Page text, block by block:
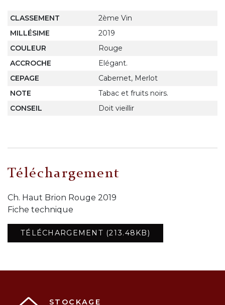
CLASSEMENT
2ème Vin
MILLÉSIME
2019
COULEUR
Rouge
ACCROCHE
Elégant.
CEPAGE
Cabernet, Merlot
NOTE
Tabac et fruits noirs.
CONSEIL
Doit vieillir
Téléchargement
Ch. Haut Brion Rouge 2019
Fiche technique
TÉLÉCHARGEMENT (213.48KB)
STOCKAGE